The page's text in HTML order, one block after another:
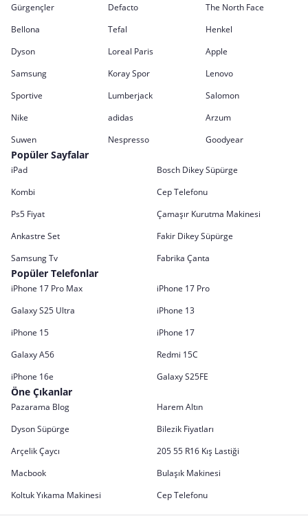
Gürgençler
Defacto
The North Face
Bellona
Tefal
Henkel
Dyson
Loreal Paris
Apple
Samsung
Koray Spor
Lenovo
Sportive
Lumberjack
Salomon
Nike
adidas
Arzum
Suwen
Nespresso Goodyear
Popüler Sayfalar
iPad
Bosch Dikey Süpürge
Kombi
Cep Telefonu
Ps5 Fiyat
Çamaşır Kurutma Makinesi
Ankastre Set
Fakir Dikey Süpürge
Samsung Tv
Fabrika Çanta
Popüler Telefonlar
iPhone 17 Pro Max
iPhone 17 Pro
Galaxy S25 Ultra
iPhone 13
iPhone 15
iPhone 17
Galaxy A56
Redmi 15C
iPhone 16e
Galaxy S25FE
Öne Çıkanlar
Pazarama Blog
Harem Altın
Dyson Süpürge
Bilezik Fiyatları
Arçelik Çaycı
205 55 R16 Kış Lastiği
Macbook
Bulaşık Makinesi
Koltuk Yıkama Makinesi
Cep Telefonu